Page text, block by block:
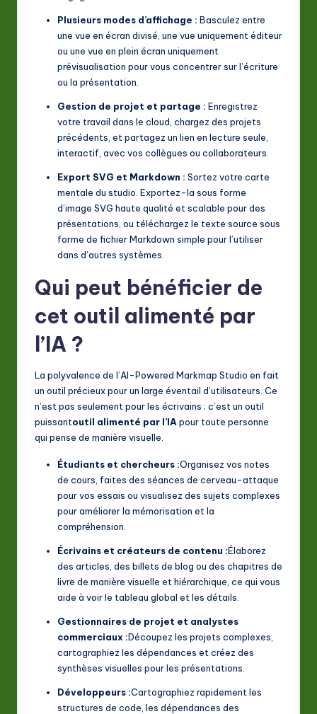
Plusieurs modes d’affichage : Basculez entre
une vue en écran divisé, une vue uniquement éditeur
ou une vue en plein écran uniquement
prévisualisation pour vous concentrer sur l’écriture
ou la présentation.
Gestion de projet et partage : Enregistrez
votre travail dans le cloud, chargez des projets
précédents, et partagez un lien en lecture seule,
interactif, avec vos collègues ou collaborateurs.
Export SVG et Markdown : Sortez votre carte
mentale du studio. Exportez-la sous forme
d’image SVG haute qualité et scalable pour des
présentations, ou téléchargez le texte source sous
forme de fichier Markdown simple pour l’utiliser
dans d’autres systèmes.
Qui peut bénéficier de
cet outil alimenté par
l’IA ?
La polyvalence de l’AI-Powered Markmap Studio en fait
un outil précieux pour un large éventail d’utilisateurs. Ce
n’est pas seulement pour les écrivains ; c’est un outil
puissantoutil alimenté par l’IA pour toute personne
qui pense de manière visuelle.
Étudiants et chercheurs :Organisez vos notes
de cours, faites des séances de cerveau-attaque
pour vos essais ou visualisez des sujets complexes
pour améliorer la mémorisation et la
compréhension.
Écrivains et créateurs de contenu :Élaborez
des articles, des billets de blog ou des chapitres de
livre de manière visuelle et hiérarchique, ce qui vous
aide à voir le tableau global et les détails.
Gestionnaires de projet et analystes
commerciaux :Découpez les projets complexes,
cartographiez les dépendances et créez des
synthèses visuelles pour les présentations.
Développeurs :Cartographiez rapidement les
structures de code, les dépendances des